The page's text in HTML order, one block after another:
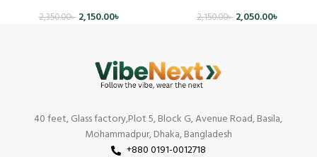
2,350.00৳ 2,150.00৳ 2,150.00৳ 2,050.00৳
40 feet, Glass factory,Plot 5, Block G, Avenue Road, Basila,
Mohammadpur, Dhaka, Bangladesh
+880 0191-0012718